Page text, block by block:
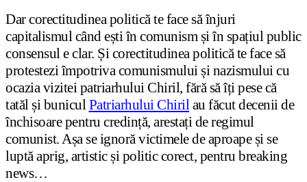
Dar corectitudinea politică te face să înjuri
capitalismul când ești în comunism și în spațiul public
consensul e clar. Și corectitudinea politică te face să
protestezi împotriva comunismului și nazismului cu
ocazia vizitei patriarhului Chiril, fără să îți pese că
tatăl și buniculPatriarhului Chirilau făcut decenii de
închisoare pentru credință, arestați de regimul
comunist. Așa se ignoră victimele de aproape și se
luptă aprig, artistic și politic corect, pentru breaking
news…